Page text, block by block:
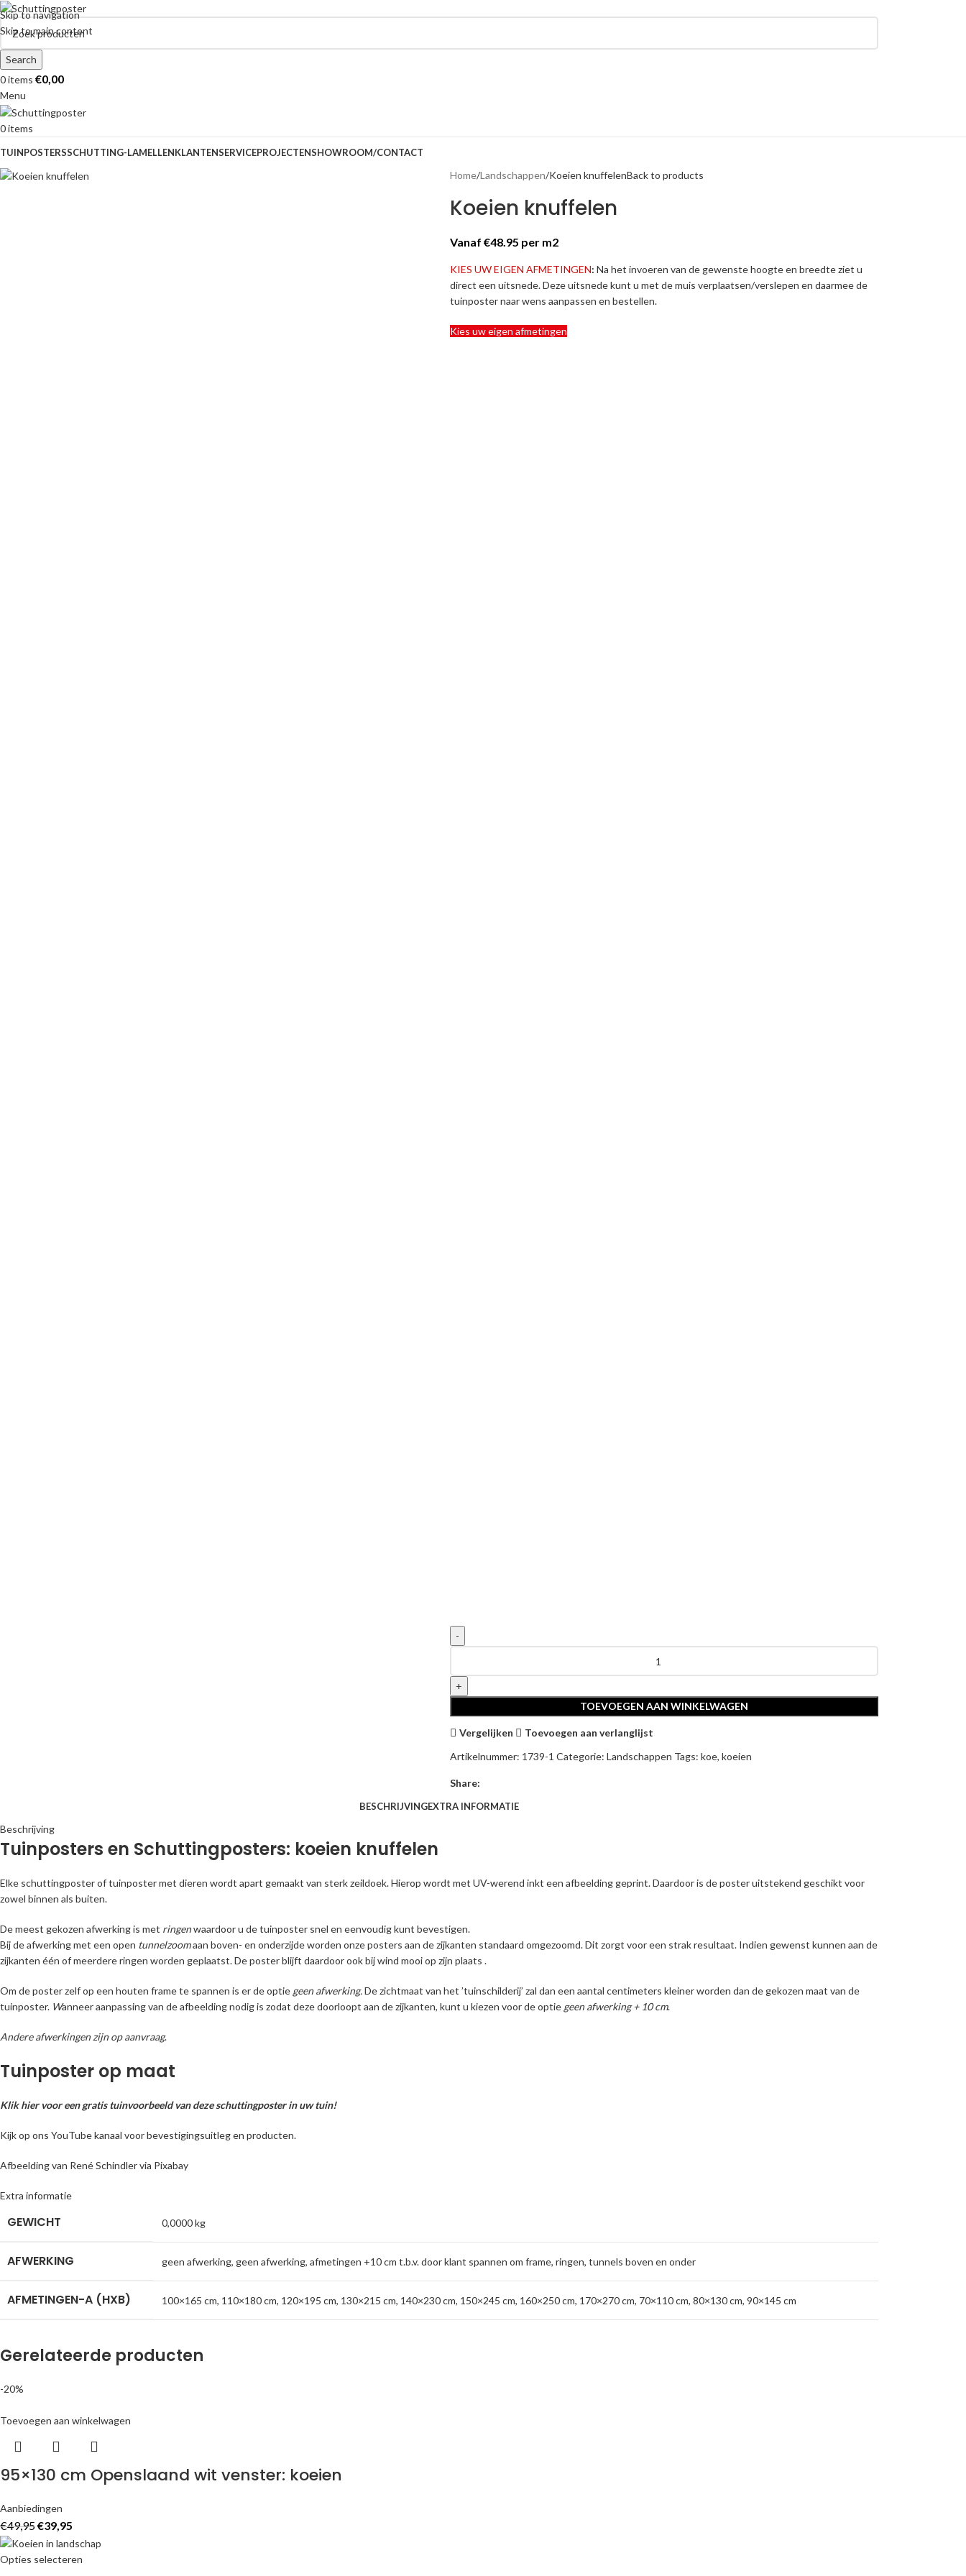
Skip to navigation
Skip to main content
Search
0items €0,00
Menu
0items
TUINPOSTERSSCHUTTING-LAMELLENKLANTENSERVICEPROJECTENSHOWROOM/CONTACT
Home Landschappen Koeien knuffelenBack to products
Koeien knuffelen
Vanaf €48.95 per m2
KIES UW EIGEN AFMETINGEN: Na het invoeren van de gewenste hoogte en breedte ziet u
direct een uitsnede. Deze uitsnede kunt u met de muis verplaatsen/verslepen en daarmee de
tuinposter naar wens aanpassen en bestellen.
Kies uw eigen afmetingen
TOEVOEGEN AAN WINKELWAGEN
Vergelijken
Toevoegen aan verlanglijst
Artikelnummer: 1739-1 Categorie: Landschappen Tags: koe, koeien
Share:
BESCHRIJVINGEXTRA INFORMATIE
Beschrijving
Tuinposters en Schuttingposters: koeien knuffelen
Elke schuttingposter of tuinposter met dieren wordt apart gemaakt van sterk zeildoek. Hierop wordt met UV-werend inkt een afbeelding geprint. Daardoor is de poster uitstekend geschikt voor
zowel binnen als buiten.
De meest gekozen afwerking is met ringenwaardoor u de tuinposter snel en eenvoudig kunt bevestigen.
Bij de afwerking met een open tunnelzoomaan boven- en onderzijde worden onze posters aan de zijkanten standaard omgezoomd. Dit zorgt voor een strak resultaat. Indien gewenst kunnen aan de
zijkanten één of meerdere ringen worden geplaatst. De poster blijft daardoor ook bij wind mooi op zijn plaats .
Om de poster zelf op een houten frame te spannen is er de optie geen afwerking.De zichtmaat van het ’tuinschilderij’ zal dan een aantal centimeters kleiner worden dan de gekozen maat van de
tuinposter. Wanneer aanpassing van de afbeelding nodig is zodat deze doorloopt aan de zijkanten, kunt u kiezen voor de optie geen afwerking + 10 cm.
Andere afwerkingen zijn op aanvraag.
Tuinposter op maat
Klik hier voor een gratis tuinvoorbeeld van deze schuttingposter in uw tuin!
Kijk op ons YouTube kanaal voor bevestigingsuitleg en producten.
Afbeelding van René Schindlervia Pixabay
Extra informatie
GEWICHT 0,0000 kg
AFWERKING geen afwerking, geen afwerking, afmetingen +10 cm t.b.v. door klant spannen om frame, ringen, tunnels boven en onder
AFMETINGEN-A (HXB) 100×165 cm, 110×180 cm, 120×195 cm, 130×215 cm, 140×230 cm, 150×245 cm, 160×250 cm, 170×270 cm, 70×110 cm, 80×130 cm, 90×145 cm
Gerelateerde producten
-20%
Toevoegen aan winkelwagen
95×130 cm Openslaand wit venster: koeien
Aanbiedingen
€49,95€39,95
Opties selecteren